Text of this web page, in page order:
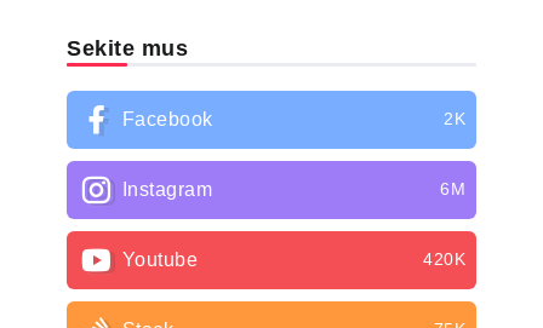
Sekite mus
Facebook 2K
Instagram 6M
Youtube 420K